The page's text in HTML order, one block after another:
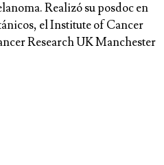
Realizó su posdoc en
el Institute of Cancer
Research UK Manchester